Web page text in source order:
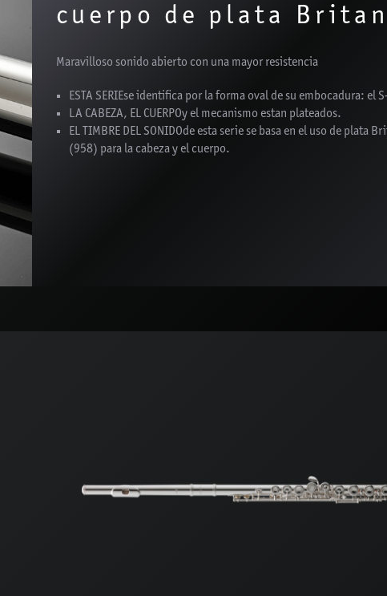
cuerpo de plata
Maravilloso sonido abierto con una mayor resistencia
ESTA SERIEse identifica por la forma oval de su embocadura: el
LA CABEZA, EL CUERPOy el mecanismo estan plateados.
EL TIMBRE DEL SONIDOde esta serie se basa en el uso de plata
(958) para la cabeza y el cuerpo.